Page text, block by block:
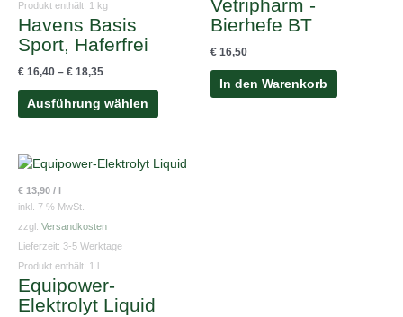
Produkt enthält: 1
kg
Havens Basis
Sport, Haferfrei
€ 16,40 – € 18,35
Ausführung wählen
Produktseite
gewählt
Vetripharm -
Bierhefe BT
€ 16,50
In den Warenkorb
€ 13,90 / l
inkl. 7 % MwSt.
zzgl. Versandkosten
Lieferzeit: 3-5 Werktage
Produkt enthält: 1 l
Equipower-
Elektrolyt Liquid